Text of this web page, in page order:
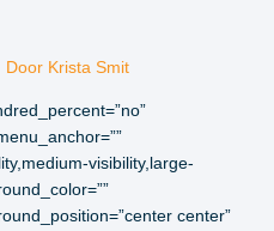
Door Krista Smit
visibility,large-
center”